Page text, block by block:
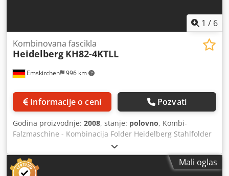
1 / 6
Emskirchen 996 km
Kombinovana fascikla
Heidelberg KH82-4KTLL
Informacije o ceni Pozvati
Godina proizvodnje: 2008, stanje: polovno, Kombi-
Falzmaschine - Kombinacija Folder Heidelberg Stahlfolder
KH82-4KTLL32 Seiten Seitenfalz - 32 stranice unakrsno fold
Godina 2008 - serijski broj 0-00256 Paleta / paleta ulagač
PFH-82 Format / veličina min. 140 k 180mm Format /Mali oglas